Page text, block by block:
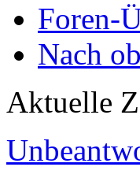
Foren-
Nach
Aktuelle